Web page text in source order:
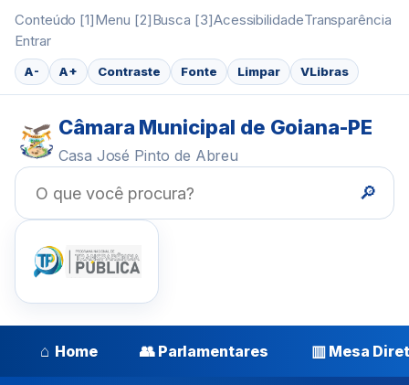
Conteúdo [1]Menu [2]Busca [3]AcessibilidadeTransparência
Entrar
A- A+ Contraste Fonte Limpar VLibras
Câmara Municipal de Goiana-PE
Casa José Pinto de Abreu
🔎
⌂ Home 👥 Parlamentares ▥ Mesa